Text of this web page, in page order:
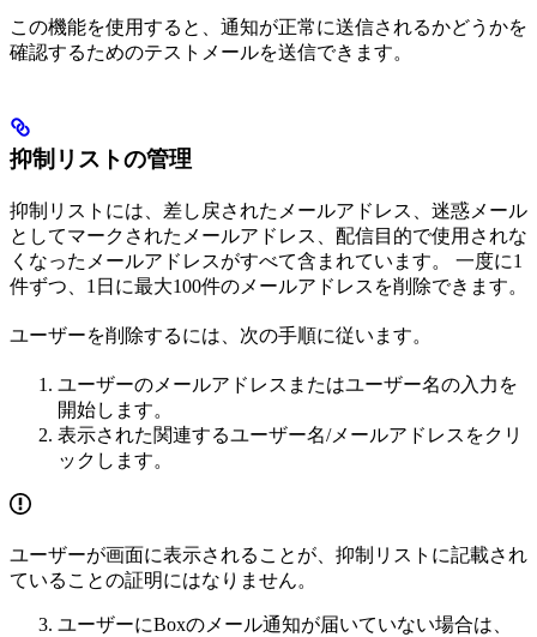
この機能を使用すると、通知が正常に送信されるかどうかを
確認するためのテストメールを送信できます。
抑制リストの管理
抑制リストには、差し戻されたメールアドレス、迷惑メール
としてマークされたメールアドレス、配信目的で使用されな
くなったメールアドレスがすべて含まれています。 一度に1
件ずつ、1日に最大100件のメールアドレスを削除できます。
ユーザーを削除するには、次の手順に従います。
ユーザーのメールアドレスまたはユーザー名の入力を
開始します。
表示された関連するユーザー名/メールアドレスをクリ
ックします。
ユーザーが画面に表示されることが、抑制リストに記載され
ていることの証明にはなりません。
ユーザーにBoxのメール通知が届いていない場合は、